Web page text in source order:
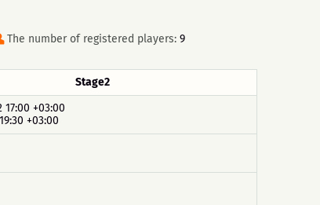
The number of registered players: 9
Stage2
+03:00
+03:00